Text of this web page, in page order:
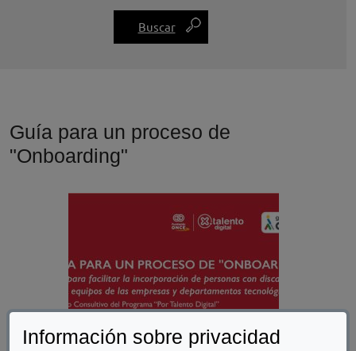
Información sobre privacidad
Guía para un proceso de
"Onboarding"